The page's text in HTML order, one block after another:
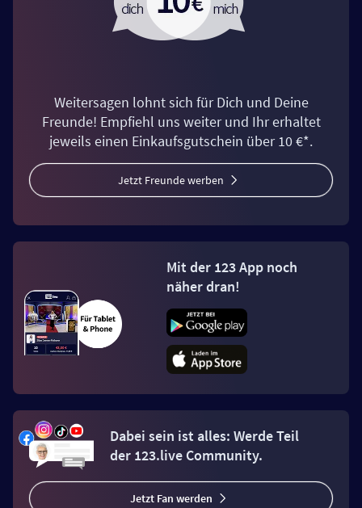
Weitersagen lohnt sich für Dich und Deine
Freunde! Empfiehl uns weiter und Ihr erhaltet
jeweils einen Einkaufsgutschein über 10 €*.
Jetzt Freunde werben
Mit der 123 App noch
näher dran!
Dabei sein ist alles: Werde Teil
der 123.live Community.
Jetzt Fan werden